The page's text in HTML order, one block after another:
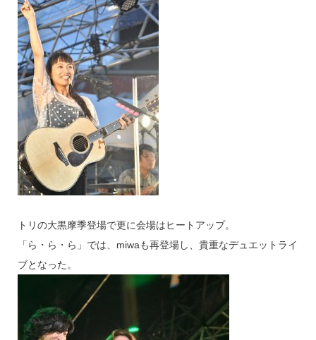
トリの大黒摩季登場で更に会場はヒートアップ。
「ら・ら・ら」では、miwaも再登場し、貴重なデュエットライ
ブとなった。